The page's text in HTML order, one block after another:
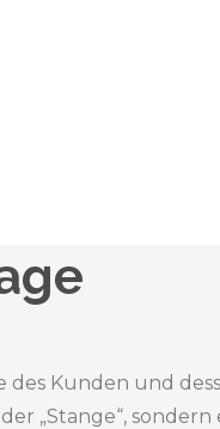
des Kunden und
„Stange“, sondern